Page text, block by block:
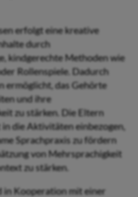
erfolgt eine kreative
durch
kindgerechte Methoden wie
Rollenspiele. Dadurch
ermöglicht, das Gehörte
und ihre
zu stärken. Die Eltern
die Aktivitäten einbezogen,
Sprachpraxis zu fördern
von Mehrsprachigkeit
zu stärken.
in Kooperation mit einer